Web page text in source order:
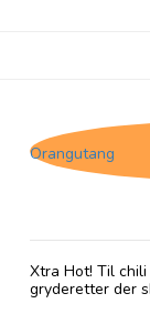
Orangutang
Xtra Hot! Til
gryderetter der